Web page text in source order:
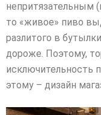
непритязательным
то «живое» пиво
разлитого в
дороже. Поэтому,
исключительность
этому – дизайн